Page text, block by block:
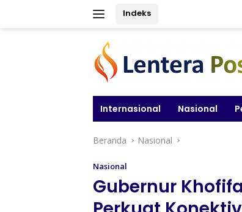
Indeks
Internasional Nasional
Beranda Nasional
Nasional
Gubernur